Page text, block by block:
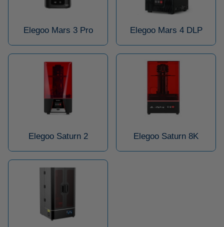
Elegoo Mars 3 Pro Elegoo Mars 4 DLP
Elegoo Saturn 2 Elegoo Saturn 8K